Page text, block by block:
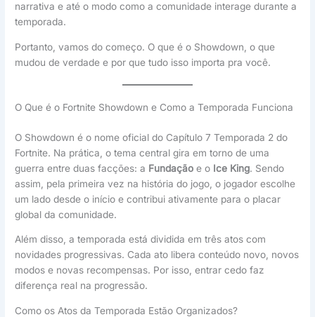
narrativa e até o modo como a comunidade interage durante a
temporada.
Portanto, vamos do começo. O que é o Showdown, o que
mudou de verdade e por que tudo isso importa pra você.
O Que é o Fortnite Showdown e Como a Temporada Funciona
O Showdown é o nome oficial do Capítulo 7 Temporada 2 do
Fortnite. Na prática, o tema central gira em torno de uma
guerra entre duas facções: a Fundação e o Ice King. Sendo
assim, pela primeira vez na história do jogo, o jogador escolhe
um lado desde o início e contribui ativamente para o placar
global da comunidade.
Além disso, a temporada está dividida em três atos com
novidades progressivas. Cada ato libera conteúdo novo, novos
modos e novas recompensas. Por isso, entrar cedo faz
diferença real na progressão.
Como os Atos da Temporada Estão Organizados?